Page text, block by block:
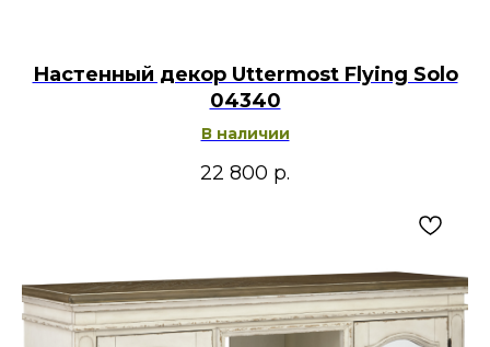
Настенный декор Uttermost Flying Solo
04340
В наличии
22 800 р.